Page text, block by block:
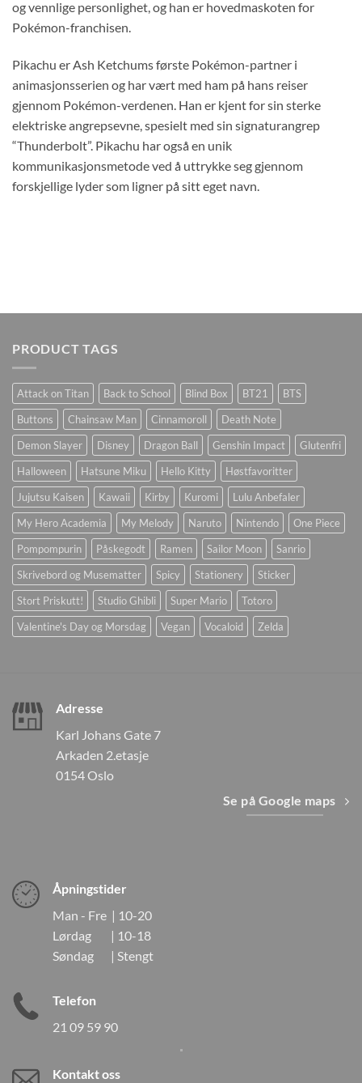
og vennlige personlighet, og han er hovedmaskoten for
Pokémon-franchisen.
Pikachu er Ash Ketchums første Pokémon-partner i
animasjonsserien og har vært med ham på hans reiser
gjennom Pokémon-verdenen. Han er kjent for sin sterke
elektriske angrepsevne, spesielt med sin signaturangrep
“Thunderbolt”. Pikachu har også en unik
kommunikasjonsmetode ved å uttrykke seg gjennom
forskjellige lyder som ligner på sitt eget navn.
PRODUCT TAGS
Attack on Titan Back to School Blind Box BT21
BTS
Buttons
Chainsaw Man Cinnamoroll
Death Note
Demon Slayer
Disney Dragon Ball Genshin Impact
Glutenfri
Halloween
Hatsune Miku Hello Kitty
Høstfavoritter
Jujutsu Kaisen
Kawaii Kirby Kuromi
Lulu Anbefaler
My Hero Academia
My Melody Naruto Nintendo
One Piece
Pompompurin
Påskegodt Ramen Sailor Moon
Sanrio
Skrivebord og Musematter
Spicy Stationery
Sticker
Stort Priskutt!
Studio Ghibli Super Mario
Totoro
Valentine's Day og Morsdag
Vegan Vocaloid Zelda
Adresse
Karl Johans Gate 7
Arkaden 2.etasje
0154 Oslo
Se på Google maps
Åpningstider
Man - Fre | 10-20
Lørdag | 10-18
Søndag | Stengt
Telefon
21 09 59 90
Kontakt oss